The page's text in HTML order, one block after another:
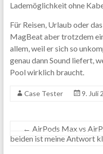
Lademöglichkeit ohne
Für Reisen, Urlaub oder
MagBeat aber trotzdem
allem, weil er sich so
genau dann Sound liefert,
Pool wirklich braucht.
Case Tester 9. Juli
← AirPods Max vs
beiden ist meine Antwort